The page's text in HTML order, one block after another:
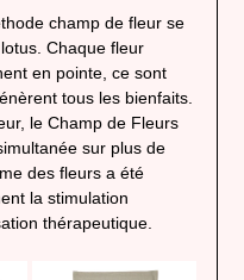
champ de fleur se
Chaque fleur
en pointe, ce sont
tous les bienfaits.
le Champ de Fleurs
sur plus de
des fleurs a été
la stimulation
thérapeutique.